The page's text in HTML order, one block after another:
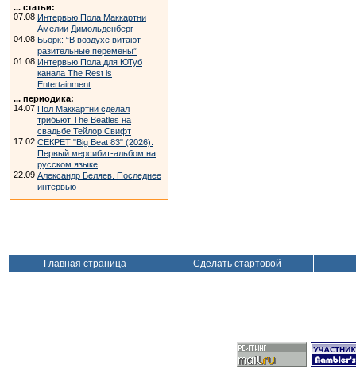
... статьи:
07.08 Интервью Пола Маккартни
Амелии Димольденберг
04.08 Бьорк: “В воздухе витают
разительные перемены”
01.08 Интервью Пола для ЮТуб
канала The Rest is
Entertainment
... периодика:
14.07 Пол Маккартни сделал
трибьют The Beatles на
свадьбе Тейлор Свифт
17.02 СЕКРЕТ "Big Beat 83" (2026).
Первый мерсибит-альбом на
русском языке
22.09 Александр Беляев. Последнее
интервью
Главная страница Сделать стартовой